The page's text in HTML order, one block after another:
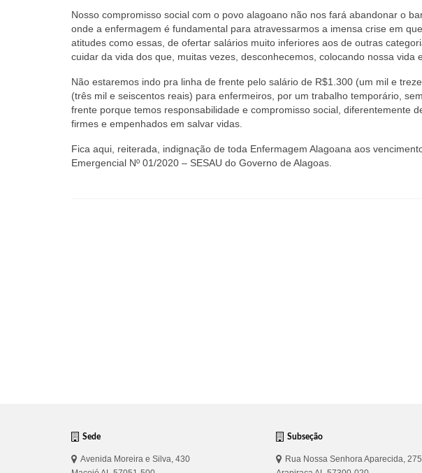
Nosso compromisso social com o povo alagoano não nos fará abandonar o
onde a enfermagem é fundamental para atravessarmos a imensa crise em
atitudes como essas, de ofertar salários muito inferiores aos de outras
cuidar da vida dos que, muitas vezes, desconhecemos, colocando nossa vida
Não estaremos indo pra linha de frente pelo salário de R$1.300 (um mil e
(três mil e seiscentos reais) para enfermeiros, por um trabalho temporário,
frente porque temos responsabilidade e compromisso social, diferentemente
firmes e empenhados em salvar vidas.
Fica aqui, reiterada, indignação de toda Enfermagem Alagoana aos
Emergencial Nº 01/2020 – SESAU do Governo de Alagoas.
Sede
Avenida Moreira e Silva, 430
Subseção
Rua Nossa Senhora Aparecida, 275